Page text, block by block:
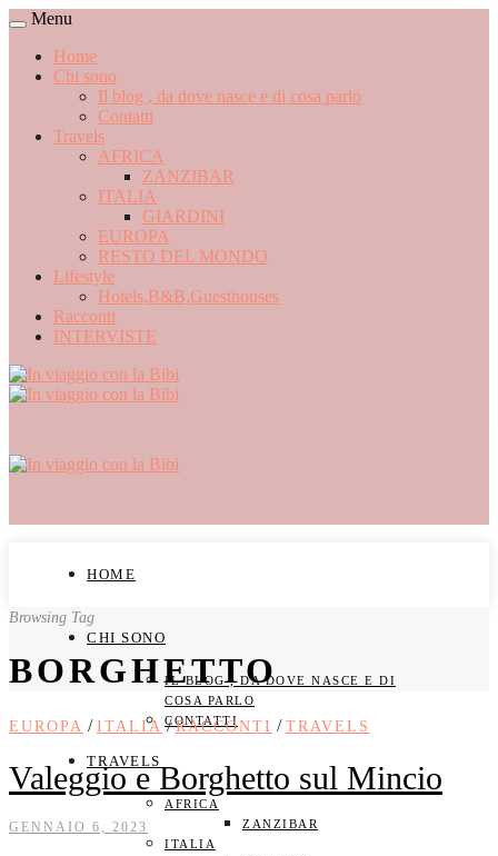
Menu
Home
Chi sono
Il blog , da dove nasce e di cosa parlo
Contatti
Travels
AFRICA
ZANZIBAR
ITALIA
GIARDINI
EUROPA
RESTO DEL MONDO
Lifestyle
Hotels,B&B,Guesthouses
Racconti
INTERVISTE
HOME
CHI SONO
IL BLOG , DA DOVE NASCE E DI
COSA PARLO
CONTATTI
TRAVELS
AFRICA
ZANZIBAR
ITALIA
Browsing Tag
BORGHETTO
EUROPA / ITALIA / RACCONTI / TRAVELS
Valeggio e Borghetto sul Mincio
GENNAIO 6, 2023